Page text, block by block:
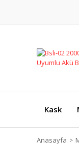
Kask
Anasayfa